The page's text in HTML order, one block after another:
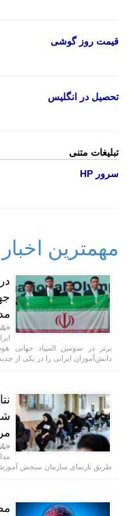
قیمت روز گوشی
تحصیل در انگلیس
تبلیغات متنی
سرور HP
مهمترین
دانش‌آموزان ایرانی را در یکی از
طریق تارنمای سازمان سنجش